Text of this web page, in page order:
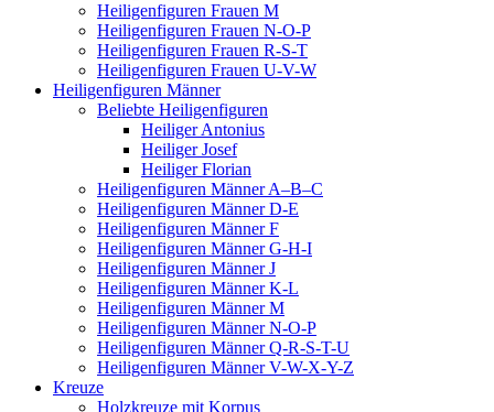
Heiligenfiguren Frauen M
Heiligenfiguren Frauen N-O-P
Heiligenfiguren Frauen R-S-T
Heiligenfiguren Frauen U-V-W
Heiligenfiguren Männer
Beliebte Heiligenfiguren
Heiliger Antonius
Heiliger Josef
Heiliger Florian
Heiligenfiguren Männer A–B–C
Heiligenfiguren Männer D-E
Heiligenfiguren Männer F
Heiligenfiguren Männer G-H-I
Heiligenfiguren Männer J
Heiligenfiguren Männer K-L
Heiligenfiguren Männer M
Heiligenfiguren Männer N-O-P
Heiligenfiguren Männer Q-R-S-T-U
Heiligenfiguren Männer V-W-X-Y-Z
Kreuze
Holzkreuze mit Korpus